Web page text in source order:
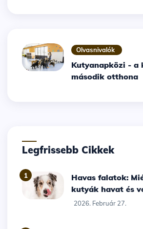
Olvasnivalók
Kutyanapközi - a
második otthona
Legfrissebb Cikkek
1
Havas falatok: Miért esznek a
kutyák havat és
2026. Február 27.